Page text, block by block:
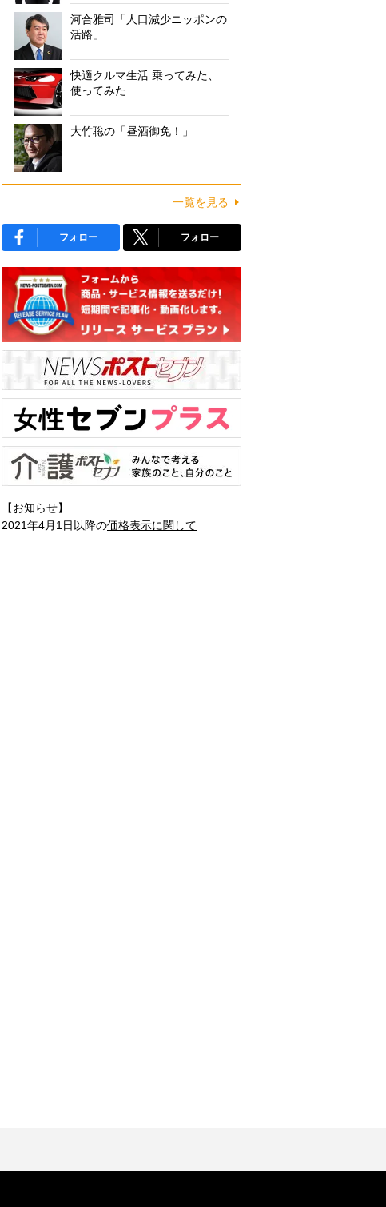
河合雅司「人口減少ニッポンの
活路」
快適クルマ生活 乗ってみた、
使ってみた
大竹聡の「昼酒御免！」
一覧を見る
フォロー フォロー
【お知らせ】
2021年4月1日以降の価格表示に関して